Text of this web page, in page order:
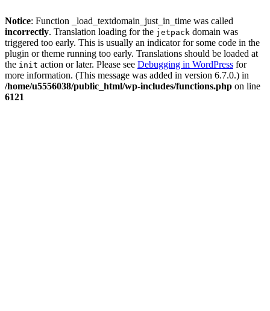
Notice: Function _load_textdomain_just_in_time was called
incorrectly. Translation loading for the jetpack domain was
triggered too early. This is usually an indicator for some code in the
plugin or theme running too early. Translations should be loaded at
the init action or later. Please see Debugging in WordPress for
more information. (This message was added in version 6.7.0.) in
/home/u5556038/public_html/wp-includes/functions.php on line
6121